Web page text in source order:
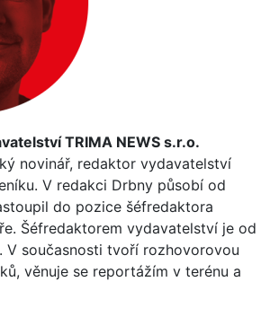
TRIMA NEWS s.r.o.
novinář, redaktor vydavatelství
V redakci Drbny působí od
do pozice šéfredaktora
Šéfredaktorem vydavatelství je od
V současnosti tvoří rozhovorovou
věnuje se reportážím v terénu a